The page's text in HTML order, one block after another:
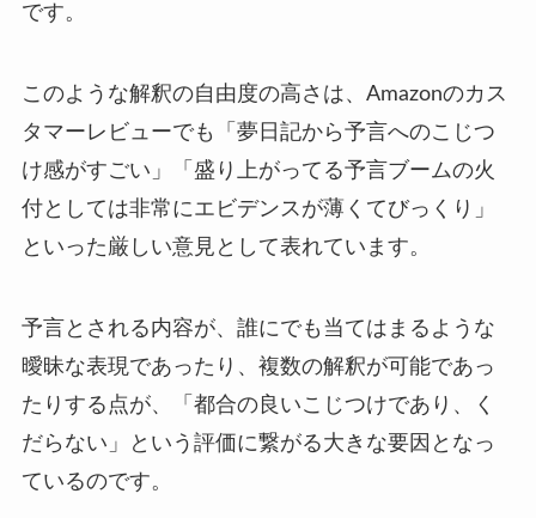
です。
このような解釈の自由度の高さは、Amazonのカス
タマーレビューでも「夢日記から予言へのこじつ
け感がすごい」「盛り上がってる予言ブームの火
付としては非常にエビデンスが薄くてびっくり」
といった厳しい意見として表れています。
予言とされる内容が、誰にでも当てはまるような
曖昧な表現であったり、複数の解釈が可能であっ
たりする点が、「都合の良いこじつけであり、く
だらない」という評価に繋がる大きな要因となっ
ているのです。